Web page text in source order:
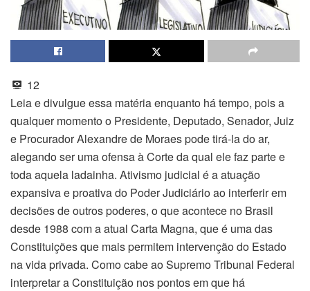
12
Leia e divulgue essa matéria enquanto há tempo, pois a
qualquer momento o Presidente, Deputado, Senador, Juiz
e Procurador Alexandre de Moraes pode tirá-la do ar,
alegando ser uma ofensa à Corte da qual ele faz parte e
toda aquela ladainha. Ativismo judicial é a atuação
expansiva e proativa do Poder Judiciário ao interferir em
decisões de outros poderes, o que acontece no Brasil
desde 1988 com a atual Carta Magna, que é uma das
Constituições que mais permitem intervenção do Estado
na vida privada. Como cabe ao Supremo Tribunal Federal
interpretar a Constituição nos pontos em que há